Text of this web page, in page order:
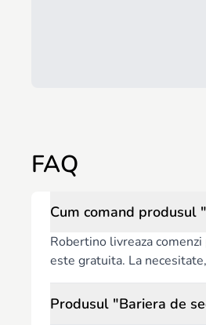
FAQ
Cum comand produsul
Robertino livreaza
este gratuita. La
Produsul "Bariera de